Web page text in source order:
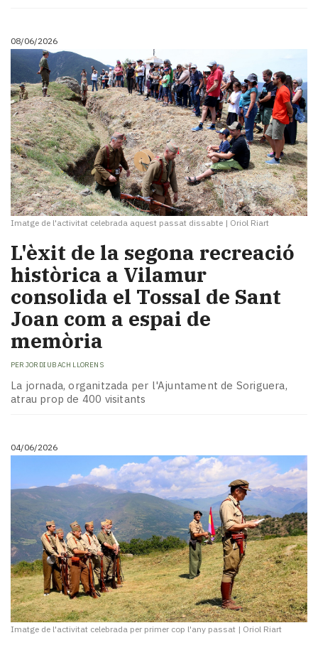
08/06/2026
Imatge de l'activitat celebrada aquest passat dissabte | Oriol Riart
L'èxit de la segona recreació
històrica a Vilamur
consolida el Tossal de Sant
Joan com a espai de
memòria
PER JORDI UBACH LLORENS
La jornada, organitzada per l'Ajuntament de Soriguera,
atrau prop de 400 visitants
04/06/2026
Imatge de l'activitat celebrada per primer cop l'any passat | Oriol Riart